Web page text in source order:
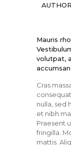
Mauris
volutpat,
Cras
nulla, sed
et nibh
Praesent
fringilla.
mattis.